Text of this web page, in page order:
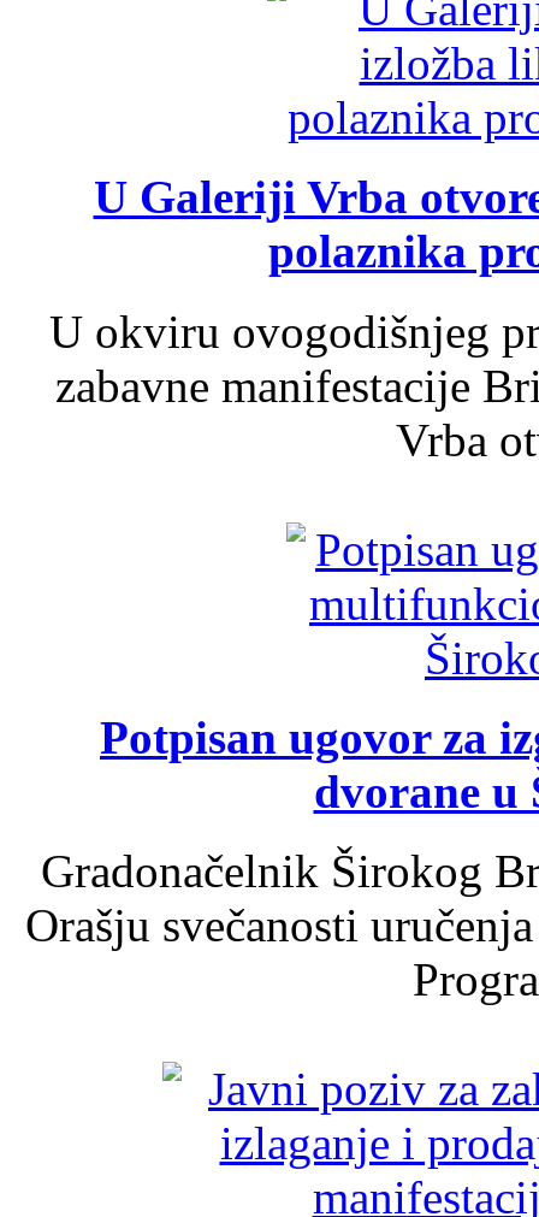
U Galeriji Vrba
polaznika
U okviru ovogodišnjeg
zabavne manifestacije
Vrba
Potpisan ugovor za
dvorane u
Gradonačelnik Širokog
Orašju svečanosti